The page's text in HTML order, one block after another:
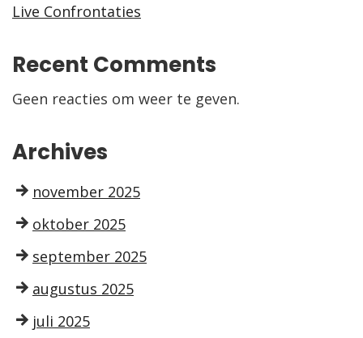
Live Confrontaties
Recent Comments
Geen reacties om weer te geven.
Archives
november 2025
oktober 2025
september 2025
augustus 2025
juli 2025